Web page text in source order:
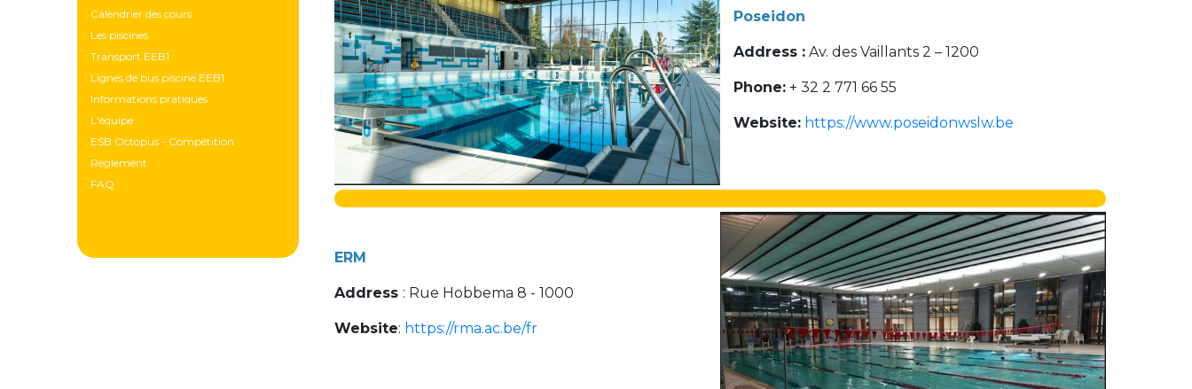
Activités périscolaires Uccle
+32 (0)2 375 31 35
cesame@apeee-bxl1-services.be
BE30 3100 2003 2711
BE10 3100 9205 4504
Calendrier des cours
Les piscines
Transport EEB1
Lignes de bus piscine EEB1
Informations pratiques
L'équipe
ESB Octopus - Compétition
Règlement
FAQ
Poseidon
Address : Av. des Vaillants 2 – 1200
Phone: + 32 2 771 66 55
Website: https://www.poseidonwslw.be
ERM
Address : Rue Hobbema 8 - 1000
Website: https://rma.ac.be/fr